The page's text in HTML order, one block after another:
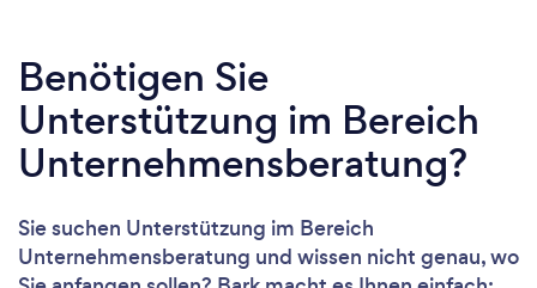
Benötigen Sie
Unterstützung im Bereich
Unternehmensberatung?
Sie suchen Unterstützung im Bereich
Unternehmensberatung und wissen nicht genau, wo